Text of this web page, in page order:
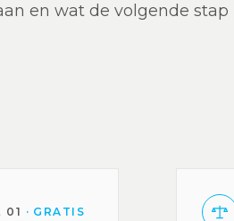
en wat de volgende stap
01 · GRATIS